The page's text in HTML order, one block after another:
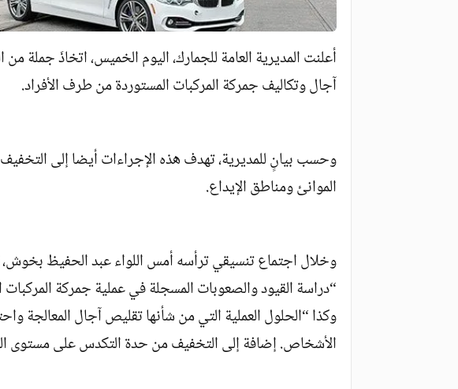
أعلنت المديرية العامة للجمارك، اليوم الخميس، اتخاذَ جملة
آجال وتكاليف جمركة المركبات المستوردة من طرف الأفراد.
وحسب بيانٍ للمديرية، تهدف هذه الإجراءات أيضا إلى
الموانئ ومناطق الإيداع.
وخلال اجتماع تنسيقي ترأسه أمس اللواء عبد الحفيظ بخوش،
“دراسة القيود والصعوبات المسجلة في عملية جمركة
وكذا “الحلول العملية التي من شأنها تقليص آجال المعالجة
الأشخاص. إضافة إلى التخفيف من حدة التكدس على مستوى